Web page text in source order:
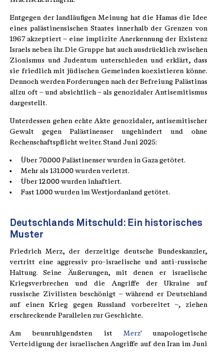
Entgegen der landläufigen Meinung hat die Hamas die Idee
eines palästinensischen Staates innerhalb der Grenzen von
1967 akzeptiert – eine implizite Anerkennung der Existenz
Israels neben ihr. Die Gruppe hat auch ausdrücklich zwischen
Zionismus und Judentum unterschieden und erklärt, dass
sie friedlich mit jüdischen Gemeinden koexistieren könne.
Dennoch werden Forderungen nach der Befreiung Palästinas
allzu oft – und absichtlich – als genozidaler Antisemitismus
dargestellt.
Unterdessen gehen echte Akte genozidaler, antisemitischer
Gewalt gegen Palästinenser ungehindert und ohne
Rechenschaftspflicht weiter. Stand Juni 2025:
Über 70.000 Palästinenser wurden in Gaza getötet.
Mehr als 131.000 wurden verletzt.
Über 12.000 wurden inhaftiert.
Fast 1.000 wurden im Westjordanland getötet.
Deutschlands Mitschuld: Ein historisches
Muster
Friedrich Merz, der derzeitige deutsche Bundeskanzler,
vertritt eine aggressiv pro-israelische und anti-russische
Haltung. Seine Äußerungen, mit denen er israelische
Kriegsverbrechen und die Angriffe der Ukraine auf
russische Zivilisten beschönigt – während er Deutschland
auf einen Krieg gegen Russland vorbereitet –, ziehen
erschreckende Parallelen zur Geschichte.
Am beunruhigendsten istMerz' unapologetische
Verteidigung der israelischen Angriffe auf den Iran im Juni